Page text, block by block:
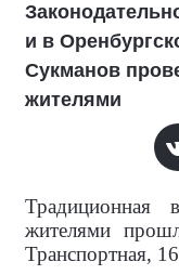
и в
Сукманов
жителями
Традиционная
жителями
Транспортная,